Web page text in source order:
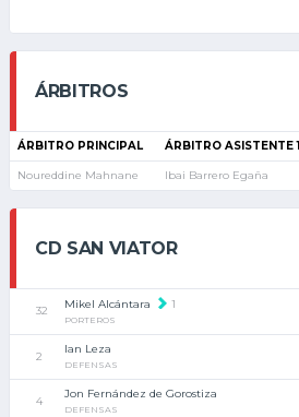
ÁRBITROS
ÁRBITRO PRINCIPAL ÁRBITRO ASISTENTE 1
Noureddine Mahnane Ibai Barrero Egaña
CD SAN VIATOR
32 Mikel Alcántara 1
PORTEROS
2
Ian Leza
DEFENSAS
4
Jon Fernández de Gorostiza
DEFENSAS